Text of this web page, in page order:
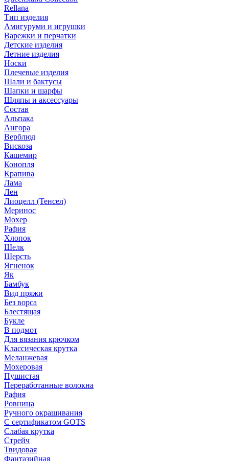
Rellana
Тип изделия
Амигуруми и игрушки
Варежки и перчатки
Детские изделия
Летние изделия
Носки
Плечевые изделия
Шали и бактусы
Шапки и шарфы
Шляпы и аксессуары
Состав
Альпака
Ангора
Верблюд
Вискоза
Кашемир
Конопля
Крапива
Лама
Лен
Лиоцелл (Тенсел)
Меринос
Мохер
Рафия
Хлопок
Шелк
Шерсть
Ягненок
Як
Бамбук
Вид пряжи
Без ворса
Блестящая
Букле
В подмот
Для вязания крючком
Классическая крутка
Меланжевая
Мохеровая
Пушистая
Переработанные волокна
Рафия
Ровница
Ручного окрашивания
С сертификатом GOTS
Слабая крутка
Стрейч
Твидовая
Фантазийная